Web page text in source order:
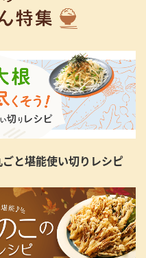
と堪能使い切りレシピ